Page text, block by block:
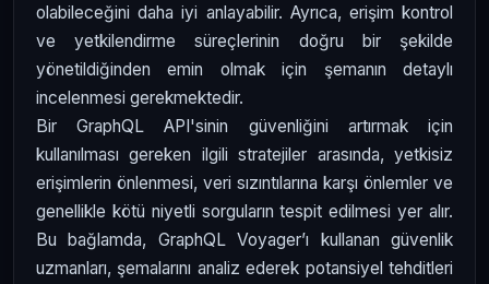
olabileceğini daha iyi anlayabilir. Ayrıca, erişim kontrol
ve yetkilendirme süreçlerinin doğru bir şekilde
yönetildiğinden emin olmak için şemanın detaylı
incelenmesi gerekmektedir.
Bir GraphQL API'sinin güvenliğini artırmak için
kullanılması gereken ilgili stratejiler arasında, yetkisiz
erişimlerin önlenmesi, veri sızıntılarına karşı önlemler ve
genellikle kötü niyetli sorguların tespit edilmesi yer alır.
Bu bağlamda, GraphQL Voyager’ı kullanan güvenlik
uzmanları, şemalarını analiz ederek potansiyel tehditleri